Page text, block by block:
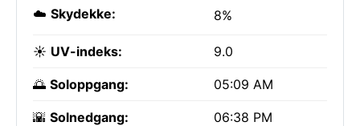
☁️ Skydekke: 8%
☀️ UV-indeks: 9.0
🌅 Soloppgang: 05:09 AM
🌇 Solnedgang: 06:38 PM